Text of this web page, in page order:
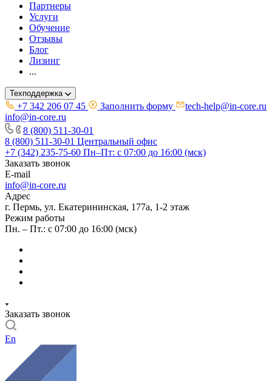
Партнеры
Услуги
Обучение
Отзывы
Блог
Лизинг
...
Техподдержка
+7 342 206 07 45 Заполнить форму
tech-help@in-core.ru
info@in-core.ru
8 (800) 511-30-01
8 (800) 511-30-01 Центральный офис
+7 (342) 235-75-60 Пн–Пт: с 07:00 до 16:00 (мск)
Заказать звонок
E-mail
info@in-core.ru
Адрес
г. Пермь, ул. ​Екатерининская, 177а, ​1-2 этаж
Режим работы
Пн. – Пт.: с 07:00 до 16:00 (мск)
Заказать звонок
En